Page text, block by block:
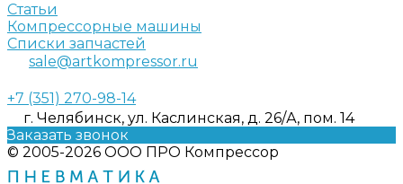
Статьи
Компрессорные машины
Списки запчастей
sale@artkompressor.ru
+7 (351) 270-98-14
г. Челябинск, ул. Каслинская, д. 26/А, пом. 14
Заказать звонок
© 2005-2026 ООО ПРО Компрессор